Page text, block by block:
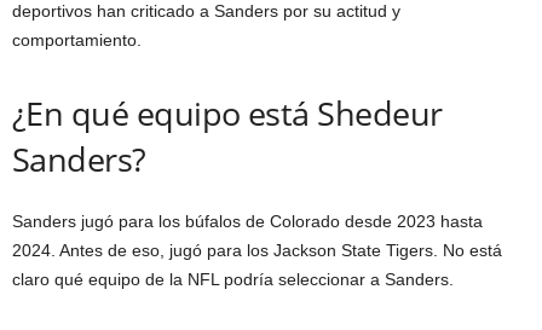
deportivos han criticado a Sanders por su actitud y
comportamiento.
¿En qué equipo está Shedeur
Sanders?
Sanders jugó para los búfalos de Colorado desde 2023 hasta
2024. Antes de eso, jugó para los Jackson State Tigers. No está
claro qué equipo de la NFL podría seleccionar a Sanders.